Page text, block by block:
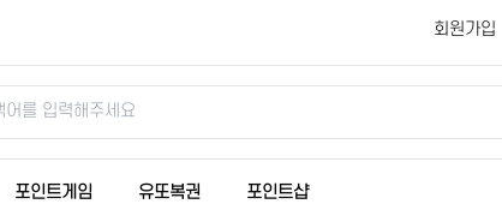
회원가입
포인트게임 유또복권 포인트샵